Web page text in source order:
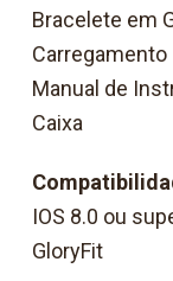
Bracelete em
Carregamento
Manual de
Caixa
IOS 8.0 ou
GloryFit